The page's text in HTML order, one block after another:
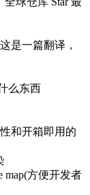
是一篇翻译，
么东西
和开箱即用的
map(方便开发者